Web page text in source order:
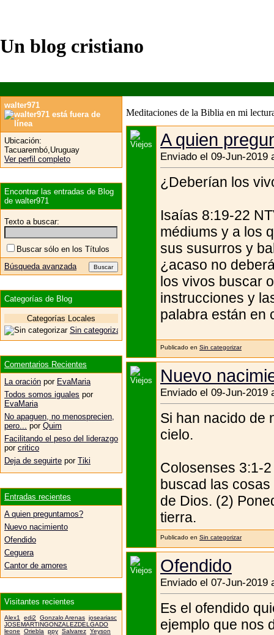
Un blog cristiano
Meditaciones de la Biblia en mi
A quien
Enviado el 09-Jun-
¿Deberían los
Isaías 8:19-22
médiums y a los
sus susurros y
¿acaso no
los vivos buscar
instrucciones y
palabra están en
Publicado en Sin categorizar
Nuevo
Enviado el 09-Jun-
Si han nacido de
cielo.
Colosenses 3:1-
buscad las
de Dios. (2)
tierra.
Publicado en Sin categorizar
Ofendido
Enviado el 07-Jun-
Es el ofendido
ejemplo que nos
walter971
Ubicación:
Tacuarembó,Uruguay
Ver perfil completo
Encontrar las entradas de Blog
de walter971
Texto a buscar:
Buscar sólo en los Títulos
Búsqueda avanzada
Categorías de Blog
Categorías Locales
Sin categorizar
Comentarios Recientes
La oración por EvaMaria
Todos somos iguales por
EvaMaria
No apaguen, no menosprecien,
pero...
por Quim
Facilitando el peso del liderazgo
por critico
Deja de seguirte por Tiki
Entradas recientes
A quien preguntamos?
Nuevo nacimiento
Ofendido
Ceguera
Cantor de amores
Visitantes recientes
Alex1 edi2 Gonzalo Arenas joseariasc
JOSEMARTINGONZALEZDELGADO
leone
Oriebla ppy Salvarez Yeyson